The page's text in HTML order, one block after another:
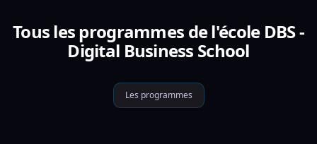
Tous les programmes de l'école DBS -
Digital Business School
Les programmes